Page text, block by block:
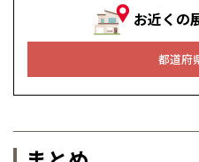
お近くの
都道府